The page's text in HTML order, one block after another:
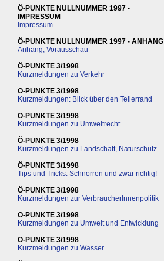
Ö-PUNKTE NULLNUMMER 1997 -
IMPRESSUM
Impressum
Ö-PUNKTE NULLNUMMER 1997 - ANHANG
Anhang, Vorausschau
Ö-PUNKTE 3/1998
Kurzmeldungen zu Verkehr
Ö-PUNKTE 3/1998
Kurzmeldungen: Blick über den Tellerrand
Ö-PUNKTE 3/1998
Kurzmeldungen zu Umweltrecht
Ö-PUNKTE 3/1998
Kurzmeldungen zu Landschaft, Naturschutz
Ö-PUNKTE 3/1998
Tips und Tricks: Schnorren und zwar richtig!
Ö-PUNKTE 3/1998
Kurzmeldungen zur VerbraucherInnenpolitik
Ö-PUNKTE 3/1998
Kurzmeldungen zu Umwelt und Entwicklung
Ö-PUNKTE 3/1998
Kurzmeldungen zu Wasser